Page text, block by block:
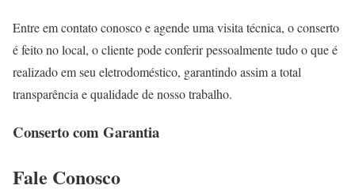
Entre em contato conosco e agende uma visita técnica, o conserto
é feito no local, o cliente pode conferir pessoalmente tudo o que é
realizado em seu eletrodoméstico, garantindo assim a total
transparência e qualidade de nosso trabalho.
Conserto com Garantia
Fale Conosco